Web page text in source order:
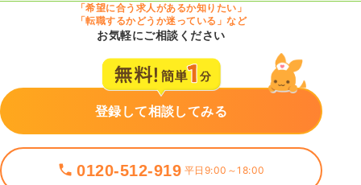
「希望に合う求人があるか知りたい」
「転職するかどうか迷っている」など
お気軽にご相談ください
登録して相談してみる
0120-512-919 平日9:00～18:00